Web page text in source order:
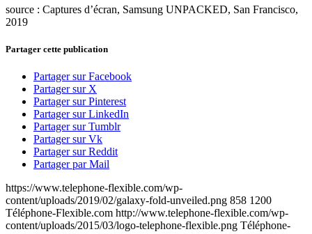
source : Captures d’écran, Samsung UNPACKED, San Francisco,
2019
Partager cette publication
Partager sur Facebook
Partager sur X
Partager sur Pinterest
Partager sur LinkedIn
Partager sur Tumblr
Partager sur Vk
Partager sur Reddit
Partager par Mail
https://www.telephone-flexible.com/wp-
content/uploads/2019/02/galaxy-fold-unveiled.png 858 1200
Téléphone-Flexible.com http://www.telephone-flexible.com/wp-
content/uploads/2015/03/logo-telephone-flexible.png Téléphone-